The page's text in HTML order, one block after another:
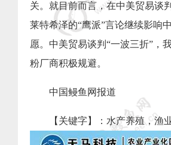
关。就目前而言，在中美贸易谈
莱特希泽的“鹰派”言论继续影响
愿。中美贸易谈判“一波三折”，
粉厂商积极规避。
中国鳗鱼网报道
【关键字】： 水产养殖， 渔